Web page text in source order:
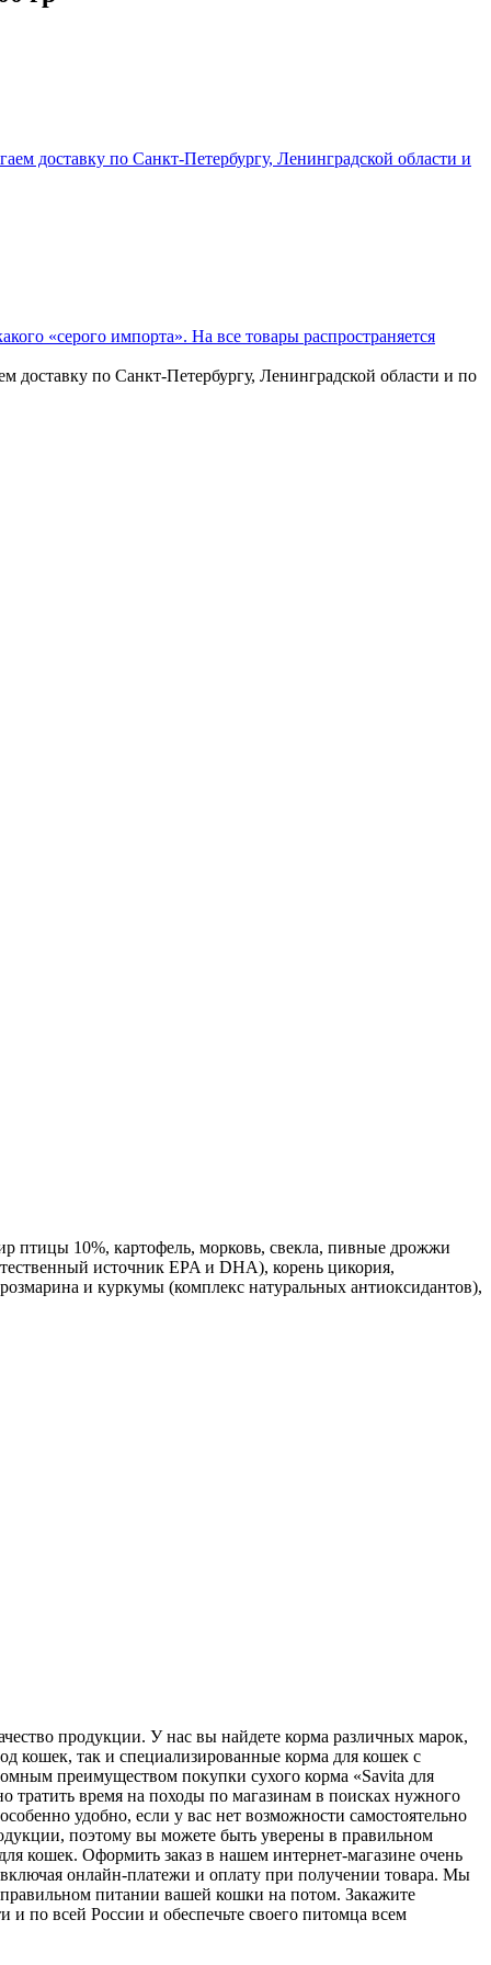
доставку по Санкт-Петербургу, Ленинградской области и по
птицы 10%, картофель, морковь, свекла, пивные дрожжи
источник EPA и DHA), корень цикория,
и куркумы (комплекс натуральных антиоксидантов),
продукции. У нас вы найдете корма различных марок,
кошек, так и специализированные корма для кошек с
преимуществом покупки сухого корма «Savita для
тратить время на походы по магазинам в поисках нужного
удобно, если у вас нет возможности самостоятельно
поэтому вы можете быть уверены в правильном
кошек. Оформить заказ в нашем интернет-магазине очень
онлайн-платежи и оплату при получении товара. Мы
питании вашей кошки на потом. Закажите
и по всей России и обеспечьте своего питомца всем